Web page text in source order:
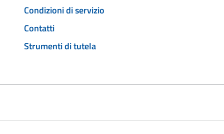
Condizioni di servizio
Contatti
Strumenti di tutela